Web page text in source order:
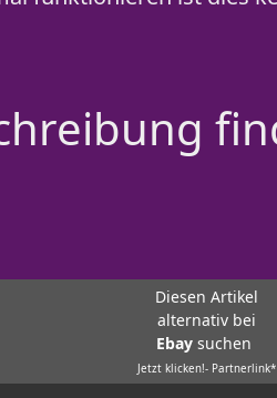
Diesen Artikel
alternativ bei
Ebay suchen
Jetzt klicken!- Partnerlink*